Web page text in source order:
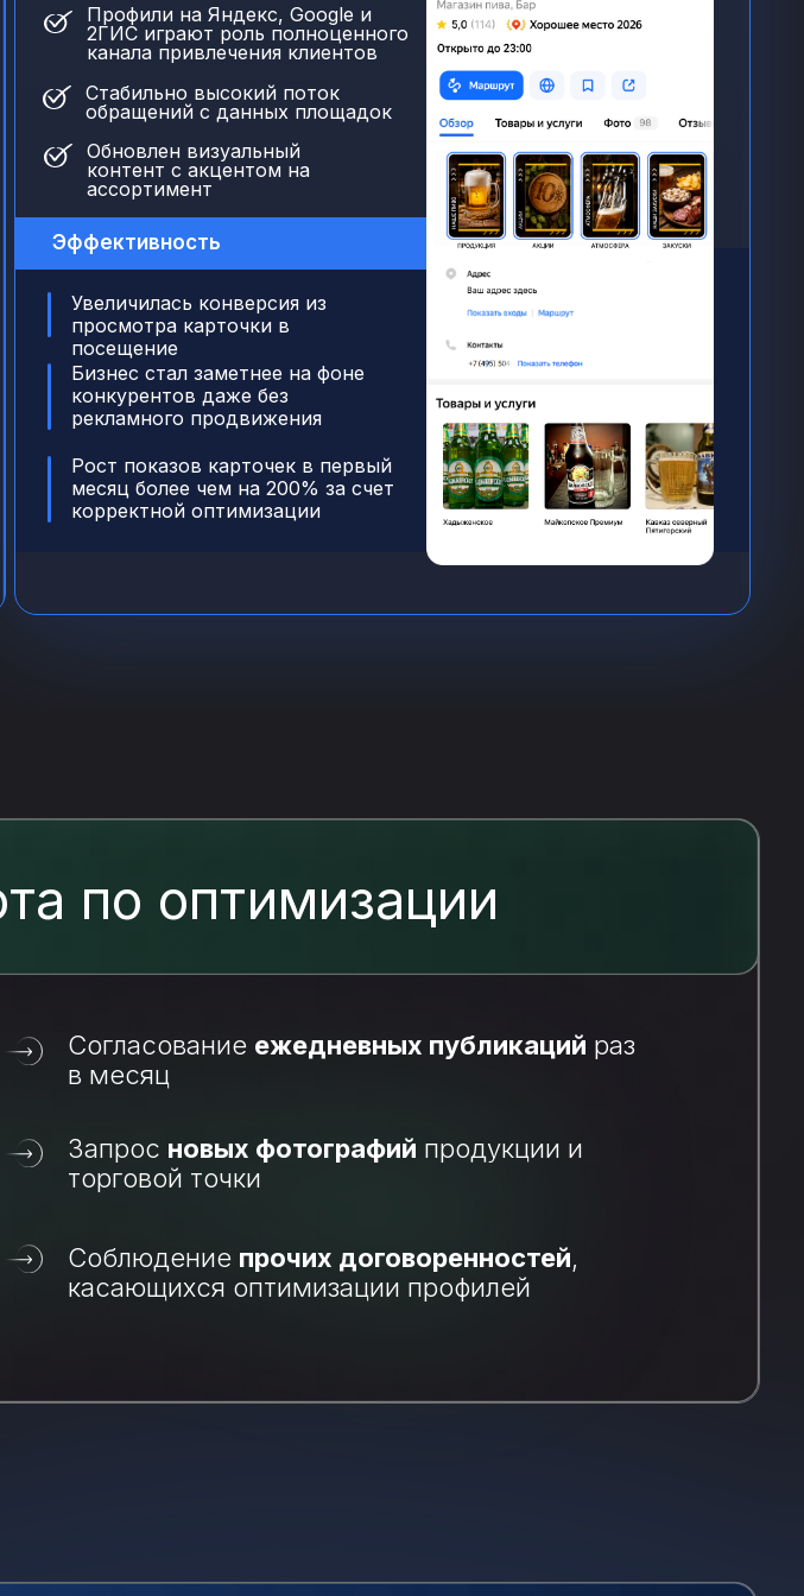
Эффективность
Увеличилась конверсия из
просмотра карточки в
посещение
Бизнес стал заметнее на фоне
конкурентов даже без
рекламного продвижения
Рост показов карточек в первый
месяц более чем на 200% за счет
корректной оптимизации
Стабильно высокий поток
обращений с данных площадок
Обновлен визуальный
контент с акцентом на
ассортимент
Профили на Яндекс, Google и
2ГИС играют роль полноценного
канала привлечения клиентов
Согласование ежедневных публикаций раз
в месяц
Запрос новых фотографий продукции и
торговой точки
Соблюдение прочих договоренностей,
касающихся оптимизации профилей
по оптимизации